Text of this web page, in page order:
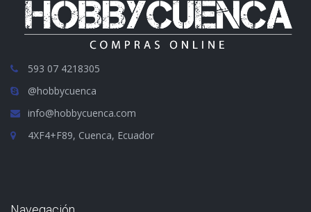
593 07 4218305
@hobbycuenca
info@hobbycuenca.com
4XF4+F89, Cuenca, Ecuador